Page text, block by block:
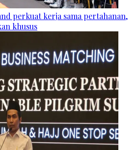
perkuat kerja sama pertahanan,
khusus